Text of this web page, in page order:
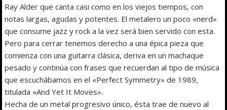
Ray Alder que canta casi como en los viejos tiempos, con
notas largas, agudas y potentes. El metalero un poco «nerd»
que consume jazz y rock a la vez será bien servido con esta.
Pero para cerrar tenemos derecho a una épica pieza que
comienza con una guitarra clásica, deriva en un machaque
pesado y continúa con frases que recuerdan al tipo de música
que escuchábamos en el «Perfect Symmetry» de 1989,
titulada «And Yet It Moves».
Hecha de un metal progresivo único, ésta trae de nuevo al